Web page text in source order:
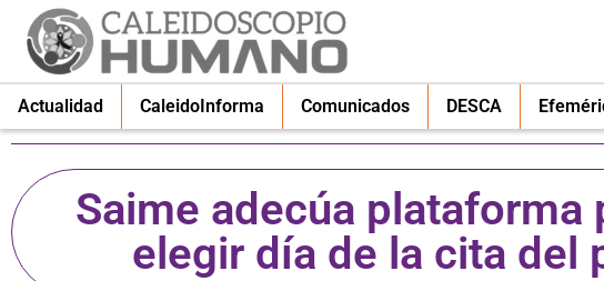
Actualidad CaleidoInforma Comunicados DESCA
Saime adecúa plataforma
elegir día de la cita del